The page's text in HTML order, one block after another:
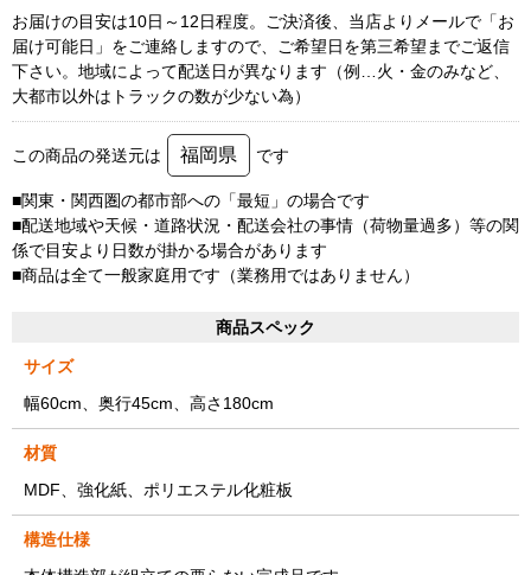
お届けの目安は10日～12日程度。ご決済後、当店よりメールで「お
届け可能日」をご連絡しますので、ご希望日を第三希望までご返信
下さい。地域によって配送日が異なります（例…火・金のみなど、
大都市以外はトラックの数が少ない為）
この商品の発送元は 福岡県 です
■関東・関西圏の都市部への「最短」の場合です
■配送地域や天候・道路状況・配送会社の事情（荷物量過多）等の関
係で目安より日数が掛かる場合があります
■商品は全て一般家庭用です（業務用ではありません）
商品スペック
サイズ
幅60cm、奥行45cm、高さ180cm
材質
MDF、強化紙、ポリエステル化粧板
構造仕様